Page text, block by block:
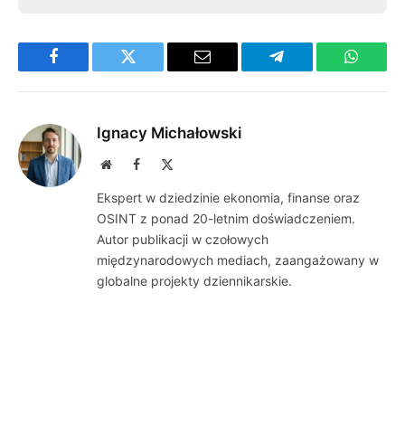
Facebook Twitter Email Telegram
Ignacy Michałowski
WebsiteFacebook
Ekspert w dziedzinie ekonomia, finanse oraz
OSINT z ponad 20-letnim doświadczeniem.
Autor publikacji w czołowych
międzynarodowych mediach, zaangażowany w
globalne projekty dziennikarskie.